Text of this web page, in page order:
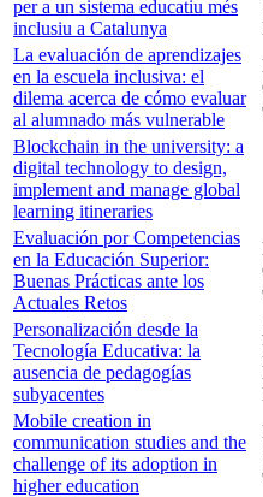
per a un sistema educatiu més
inclusiu a Catalunya
La evaluación de aprendizajes
en la escuela inclusiva: el
dilema acerca de cómo evaluar
al alumnado más vulnerable
Blockchain in the university: a
digital technology to design,
implement and manage global
learning itineraries
Evaluación por Competencias
en la Educación Superior:
Buenas Prácticas ante los
Actuales Retos
Personalización desde la
Tecnología Educativa: la
ausencia de pedagogías
subyacentes
Mobile creation in
communication studies and the
challenge of its adoption in
higher education